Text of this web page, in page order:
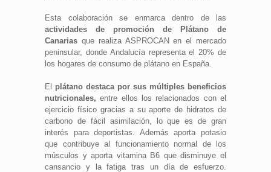
Esta colaboración se enmarca dentro de las
actividades de promoción de Plátano de
Canarias que realiza ASPROCAN en el mercado
peninsular, donde Andalucía representa el 20% de
los hogares de consumo de plátano en España.
El plátano destaca por sus múltiples beneficios
nutricionales, entre ellos los relacionados con el
ejercicio físico gracias a su aporte de hidratos de
carbono de fácil asimilación, lo que es de gran
interés para deportistas. Además aporta potasio
que contribuye al funcionamiento normal de los
músculos y aporta vitamina B6 que disminuye el
cansancio y la fatiga tras un día de esfuerzo.